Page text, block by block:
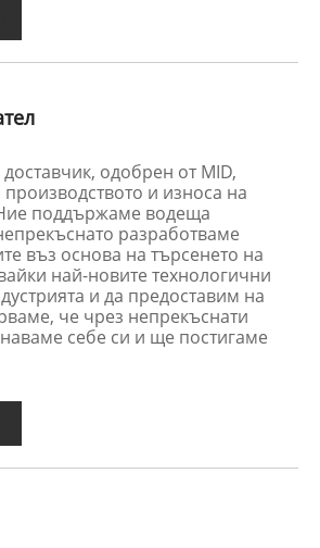
одобрен от MID,
и износа на
поддържаме водеща
разработваме
въз основа на търсенето на
най-новите технологични
и да предоставим на
че чрез непрекъснати
себе си и ще постигаме